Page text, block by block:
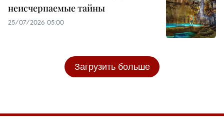
неисчерпаемые тайны
25/07/2026 05:00
Загрузить больше